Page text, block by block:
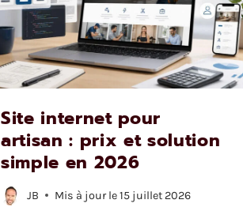
Site internet pour
artisan : prix et solution
simple en 2026
JB Mis à jour le15 juillet 2026